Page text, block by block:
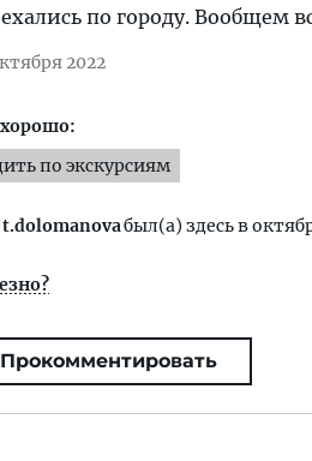
по городу. Вообщем
2022
по экскурсиям
t.dolomanovaбыл(а) здесь в
Прокомментировать